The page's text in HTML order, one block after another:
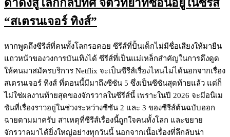
ดำดิ่งสู่โลกกลับทิศ จิตวิทยาที่ซ่อนอยู่ในซีรีส์
“สเตรนเจอร์ ทิงส์”
หากพูดถึงซีรีส์ที่คนทั้งโลกรอคอย ซีรีส์ที่ปั้นเด็กไม่มีชื่อเสียงให้มายืน
แถวหน้าของวงการบันเทิงได้ ซีรีส์ที่เป็นแม่เหล็กสำคัญในการดึงดูด
ให้คนมาสมัครบริการ Netflix จะเป็นซีรีส์เรื่องไหนไม่ได้นอกจากเรื่อง
สเตรนเจอร์ ทิงส์ ที่ตอนนี้มีมาถึงซีซัน 5 ซึ่งเป็นซีซันสุดท้ายแล้ว แต่ก็
ไม่ใช่ผลงานท้ายสุดของจักรวาลในซีรีส์นี้ เพราะในปี 2026 จะมีอนิเม
ชันที่เรื่องราวอยู่ในช่วงระหว่างซีซัน 2 และ 3 ของซีรีส์ต้นฉบับออก
ฉายตามมาครับ สาเหตุที่ซีรีส์เรื่องนี้ถูกใจคนทั้งโลก และขยาย
จักรวาลมาได้ยิ่งใหญ่อย่างทุกวันนี้ นอกจากเนื้อเรื่องที่ลึกลับน่า